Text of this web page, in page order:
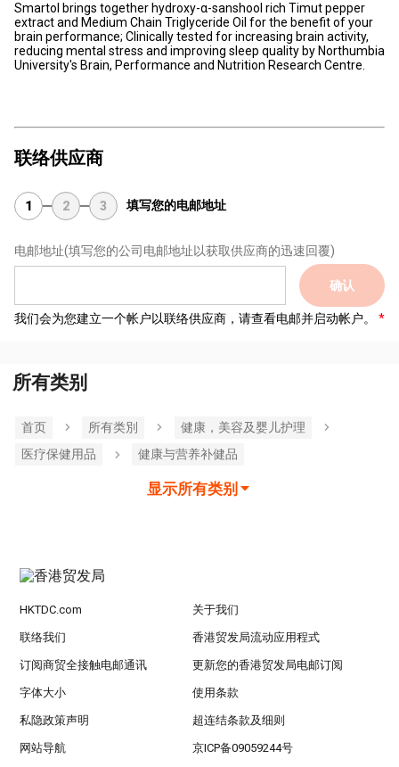
Smartol brings together hydroxy-α-sanshool rich Timut pepper
extract and Medium Chain Triglyceride Oil for the benefit of your
brain performance; Clinically tested for increasing brain activity,
reducing mental stress and improving sleep quality by Northumbia
University's Brain, Performance and Nutrition Research Centre.
联络供应商
1 2 3 填写您的电邮地址
电邮地址(填写您的公司电邮地址以获取供应商的迅速回覆)
确认
我们会为您建立一个帐户以联络供应商，请查看电邮并启动帐户。
所有类别
首页 所有类別
健康，美容及婴儿护理
医疗保健用品
健康与营养补健品
显示所有类别
HKTDC.com 关于我们
联络我们 香港贸发局流动应用程式
订阅商贸全接触电邮通讯 更新您的香港贸发局电邮订阅
字体大小 使用条款
私隐政策声明 超连结条款及细则
网站导航 京ICP备09059244号